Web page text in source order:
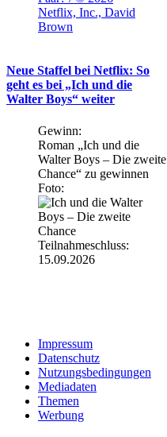
Netflix, Inc., David
Brown
Neue Staffel bei Netflix: So
geht es bei „Ich und die
Walter Boys“ weiter
Gewinn:
Roman „Ich und die
Walter Boys – Die zweite
Chance“ zu gewinnen
Foto:
Teilnahmeschluss:
15.09.2026
Impressum
Datenschutz
Nutzungsbedingungen
Mediadaten
Themen
Werbung